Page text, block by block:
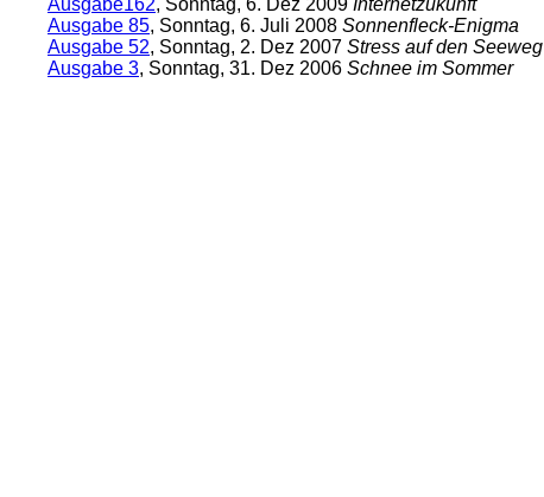
Ausgabe162, Sonntag, 6. Dez 2009 Internetzukunft
Ausgabe 85, Sonntag, 6. Juli 2008 Sonnenfleck-Enigma
Ausgabe 52, Sonntag, 2. Dez 2007 Stress auf den Seeweg
Ausgabe 3, Sonntag, 31. Dez 2006 Schnee im Sommer